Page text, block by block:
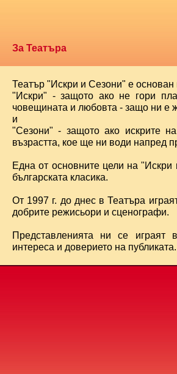
За Театъра
Театър "Искри и Сезони" е основан
"Искри" - защото ако не гори
човещината и любовта - защо ни е
и
"Сезони" - защото ако искрите
възрастта, кое ще ни води напред
Една от основните цели на
българската класика.
От 1997 г. до днес в Театъра
добрите режисьори и сценографи.
Представленията ни се
интереса и доверието на публиката.